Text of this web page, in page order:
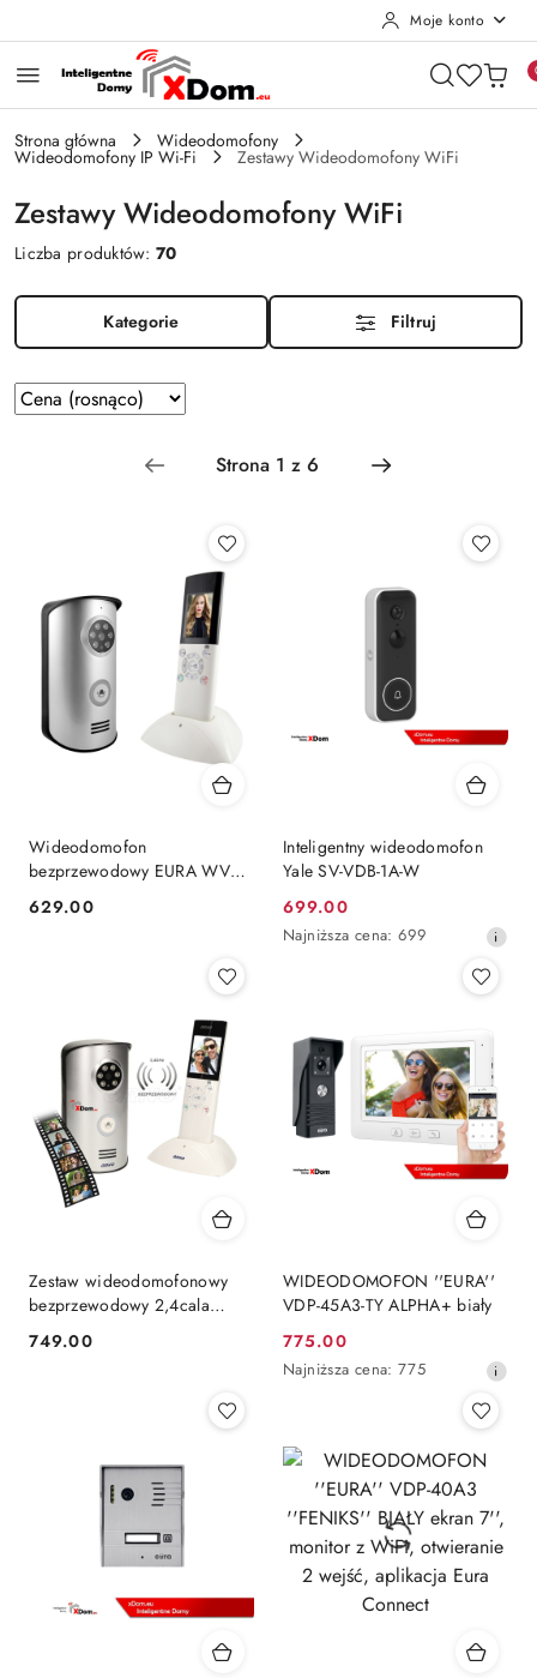
Moje konto
Strona główna Wideodomofony
Wideodomofony IP Wi-Fi Zestawy Wideodomofony WiFi
Zestawy Wideodomofony WiFi
Liczba produktów:70
Kategorie Filtruj
Zastosowano
sortowanie:
Sortuj
według
Wideodomofon
bezprzewodowy EURA WVP-
02A6
Cena:
629.00
Inteligentny wideodomofon
Yale SV-VDB-1A-W
Cena
promocyjna:
699.00
Najniższa
przed
obniżką
Najniższa cena: 699
Zestaw wideodomofonowy
bezprzewodowy 2,4cala
MEMO OR-VID-XT-1043
Cena:
749.00
WIDEODOMOFON ''EURA''
VDP-45A3-TY ALPHA+ biały
Cena
promocyjna:
775.00
Najniższa
dni
przed
obniżką
Najniższa cena: 775